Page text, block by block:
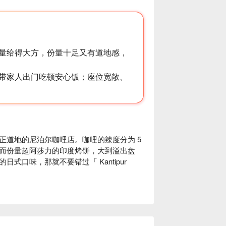
给得大方，份量十足又有道地感，
人出门吃顿安心饭；座位宽敞、
道地的尼泊尔咖哩店。咖哩的辣度分为 5
份量超阿莎力的印度烤饼，大到溢出盘
日式口味，那就不要错过「 Kantipur